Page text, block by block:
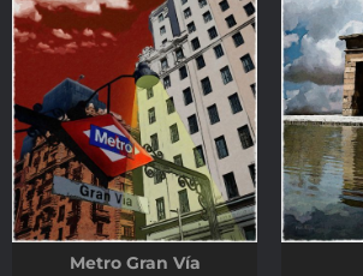
Metro Gran Vía